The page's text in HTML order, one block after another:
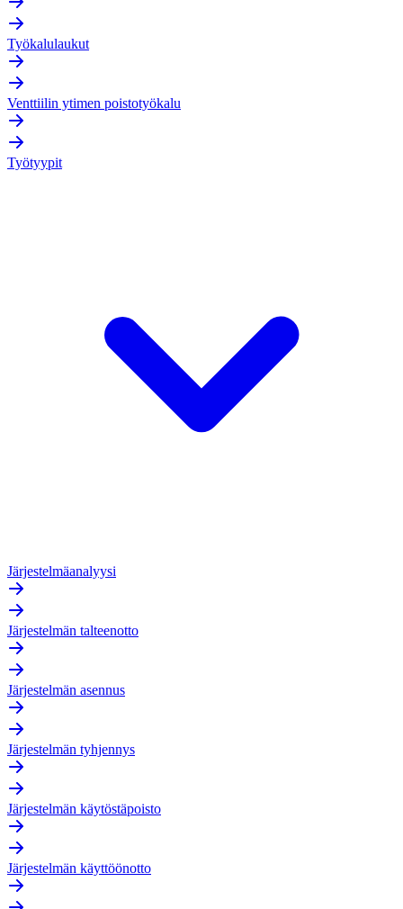
Työkalulaukut
Venttiilin ytimen poistotyökalu
Työtyypit
Järjestelmäanalyysi
Järjestelmän talteenotto
Järjestelmän asennus
Järjestelmän tyhjennys
Järjestelmän käytöstäpoisto
Järjestelmän käyttöönotto